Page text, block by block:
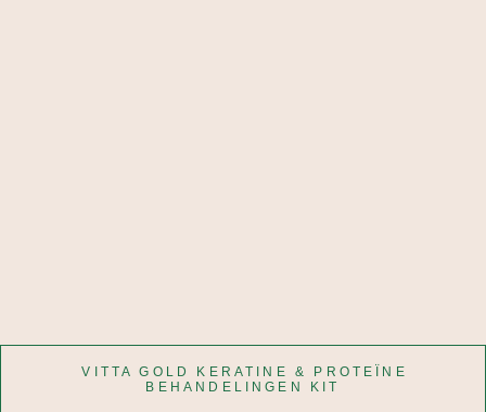
VITTA GOLD KERATINE & PROTEÏNE
BEHANDELINGEN KIT